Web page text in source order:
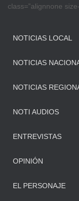
class=”alignnone
NOTICIAS LOCAL
NOTICIAS
NOTICIAS
NOTI AUDIOS
ENTREVISTAS
OPINIÓN
EL PERSONAJE